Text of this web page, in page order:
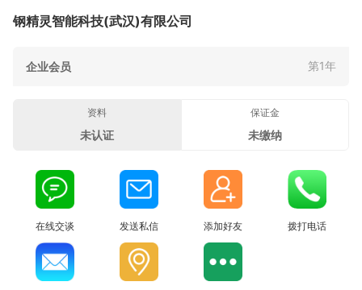
钢精灵智能科技(武汉)有限公司
企业会员 第1年
资料
未认证
保证金
未缴纳
在线交谈 发送私信 添加好友 拨打电话